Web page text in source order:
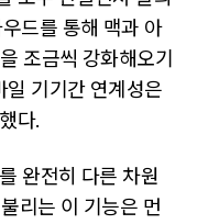
드를 통해 맥과 아
조금씩 강화해오기
일 기기간 연계성은
다.
완전히 다른 차원
리는 이 기능은 먼